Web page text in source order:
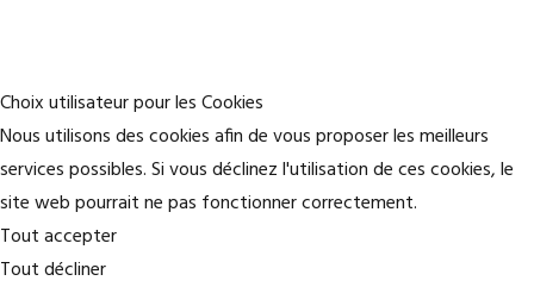
Choix utilisateur pour les Cookies
Nous utilisons des cookies afin de vous proposer les meilleurs
services possibles. Si vous déclinez l'utilisation de ces cookies, le
site web pourrait ne pas fonctionner correctement.
Tout accepter
Tout décliner